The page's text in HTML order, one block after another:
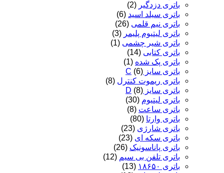
باتری دزدگیر (2)
باتری سیلد اسید (6)
باتری نیم قلمی (26)
باتری لیتیوم پلیمر (3)
باتری شیر چشمی (1)
باتری کتابی (14)
باتری پک شده (1)
باتری سایز C (6)
باتری ریموت کنترل (8)
باتری سایز D (8)
باتری لیتیوم (30)
باتری ساعت (8)
باتری وارتا (80)
باتری شارژی (23)
باتری سکه ای (23)
باتری پاناسونیک (26)
باتری تلفن بی سیم (12)
باتری ۱۸۶۵۰
(13)